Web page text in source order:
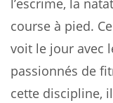
l’escrime, la
course à pied.
voit le jour avec
passionnés de
cette discipline,